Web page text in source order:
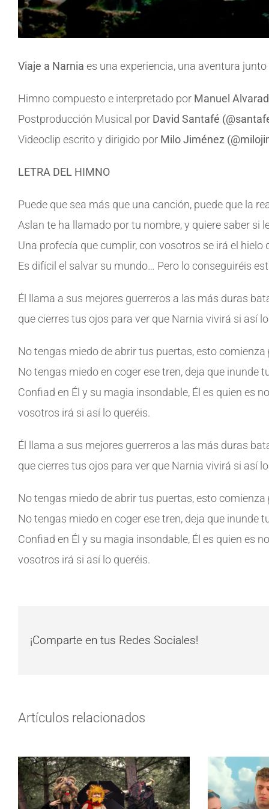
Viaje a Narnia es una experiencia, una aventura
Himno compuesto e interpretado por Manuel
Postproducción Musical por David Santafé
Videoclip escrito y dirigido por Milo Jiménez
LETRA DEL HIMNO
Puede que sea más que una canción, puede que la
Aslan te ha llamado por tu nombre, y quiere saber si
Una profecía que cumplir, con vosotros se irá el hielo
Es difícil el salvar su mundo… Pero lo conseguiréis
Él llama a sus mejores guerreros a las más duras
que cierres tus ojos para ver que Narnia vivirá si así
No tengas miedo de abrir tus puertas, esto comienza
No tengas miedo en coger ese tren, deja que inunde
Confiad en Él y su magia insondable, Él es quien es
vosotros irá si así lo queréis.
Él llama a sus mejores guerreros a las más duras
que cierres tus ojos para ver que Narnia vivirá si así
No tengas miedo de abrir tus puertas, esto comienza
No tengas miedo en coger ese tren, deja que inunde
Confiad en Él y su magia insondable, Él es quien es
vosotros irá si así lo queréis.
¡Comparte en tus Redes Sociales!
Artículos relacionados